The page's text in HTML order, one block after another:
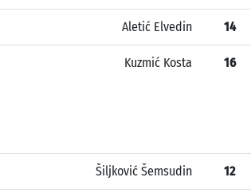
Aletić Elvedin 14
Kuzmić Kosta 16
Šiljković Šemsudin 12